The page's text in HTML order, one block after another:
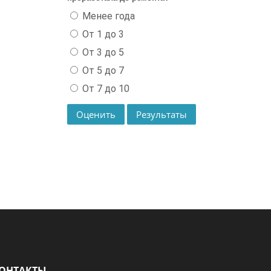
Менее года
От 1 до 3
От 3 до 5
От 5 до 7
От 7 до 10